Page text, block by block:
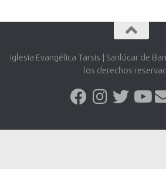
Iglesia Evangélica Tarsis | Sanlúcar de
los derechos